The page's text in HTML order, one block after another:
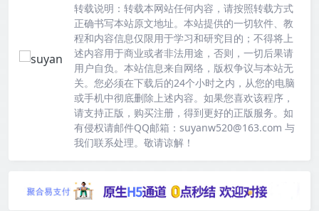
转载说明： 转载本网站任何内容，请按照转载方式
正确书写本站原文地址。本站提供的一切软件、教
程和内容信息仅限用于学习和研究目的；不得将上
述内容用于商业或者非法用途，否则，一切后果请
用户自负。本站信息来自网络，版权争议与本站无
关。您必须在下载后的24个小时之内，从您的电脑
或手机中彻底删除上述内容。如果您喜欢该程序，
请支持正版，购买注册，得到更好的正版服务。如
有侵权请邮件QQ邮箱：suyanw520@163.com 与
我们联系处理。敬请谅解！